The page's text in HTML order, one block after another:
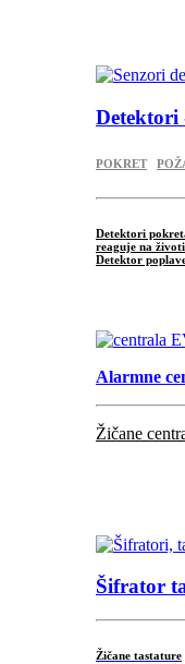
Detektori
POKRET
Detektori
reaguje na
Detektor
Alarmne
Žičane
Šifrator
Žičane tastature